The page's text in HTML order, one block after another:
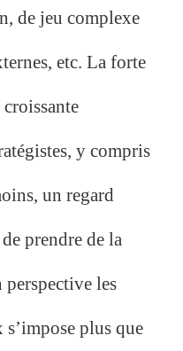
de jeu complexe
etc. La forte
y compris
un regard
prendre de la
perspective les
s’impose plus que